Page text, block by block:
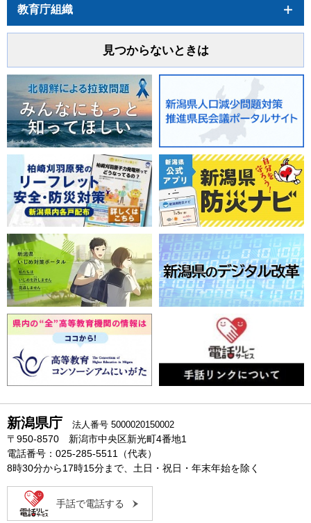
教育庁組織
見つからないときは
新潟県庁 法人番号 5000020150002
〒950-8570 新潟市中央区新光町4番地1
電話番号：025-285-5511（代表）
8時30分から17時15分まで、土日・祝日・年末年始を除く
手話で電話する